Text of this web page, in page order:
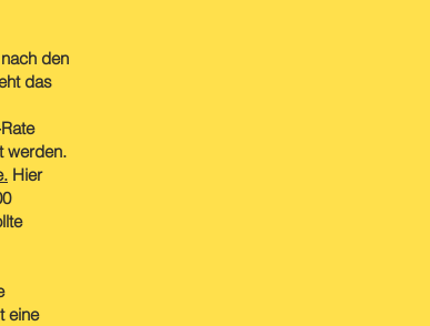
den
das
werden.
Hier
eine